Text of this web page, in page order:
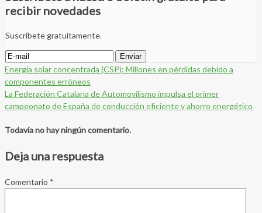
recibir novedades
Suscríbete gratuitamente.
Energía solar concentrada (CSP): Millones en pérdidas debido a
componentes erróneos
La Federación Catalana de Automovilismo impulsa el primer
campeonato de España de conducción eficiente y ahorro energético
Todavía no hay ningún comentario.
Deja una respuesta
Comentario *